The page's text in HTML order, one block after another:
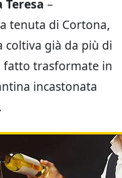
Teresa –
tenuta di Cortona,
già da più di
fatto trasformate in
incastonata